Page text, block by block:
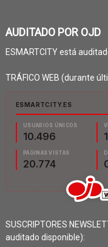
AUDITADO POR OJD
ESMARTCITY está
TRÁFICO WEB (durante
SUSCRIPTORES
auditado disponible):